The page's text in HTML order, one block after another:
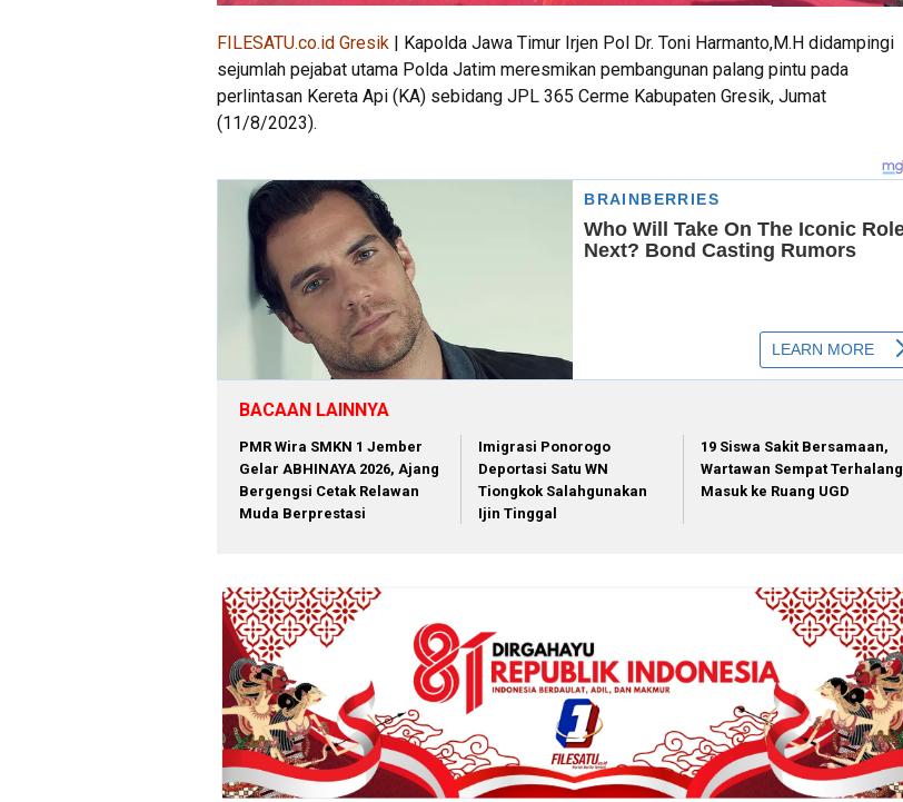
FILESATU.co.id Gresik | Kapolda Jawa Timur Irjen Pol Dr. Toni Harmanto,M.H didampingi
sejumlah pejabat utama Polda Jatim meresmikan pembangunan palang pintu pada
perlintasan Kereta Api (KA) sebidang JPL 365 Cerme Kabupaten Gresik, Jumat
(11/8/2023).
BACAAN LAINNYA
PMR Wira SMKN 1 Jember
Gelar ABHINAYA 2026, Ajang
Bergengsi Cetak Relawan
Muda Berprestasi
Imigrasi Ponorogo
Deportasi Satu WN
Tiongkok Salahgunakan
Ijin Tinggal
19 Siswa Sakit Bersamaan,
Wartawan Sempat Terhalang
Masuk ke Ruang UGD